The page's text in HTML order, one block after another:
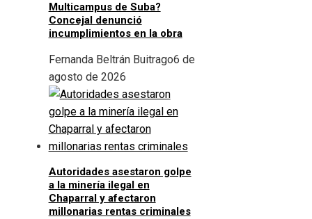
Multicampus de Suba?
Concejal denunció
incumplimientos en la obra
Fernanda Beltrán Buitrago6 de
agosto de 2026
Autoridades asestaron golpe
a la minería ilegal en
Chaparral y afectaron
millonarias rentas criminales